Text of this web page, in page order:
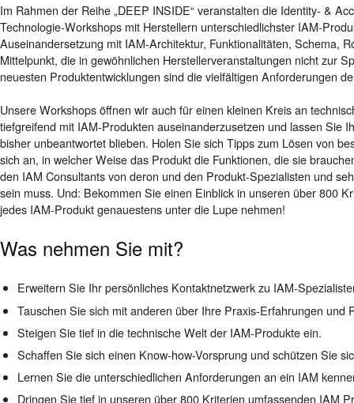
Im Rahmen der Reihe „DEEP INSIDE“ veranstalten die Identity- &
Technologie-Workshops mit Herstellern unterschiedlichster IAM-
Auseinandersetzung mit IAM-Architektur, Funktionalitäten, Schema,
Mittelpunkt, die in gewöhnlichen Herstellerveranstaltungen nicht zur
neuesten Produktentwicklungen sind die vielfältigen Anforderungen
Unsere Workshops öffnen wir auch für einen kleinen Kreis an
tiefgreifend mit IAM-Produkten auseinanderzusetzen und lassen Sie
bisher unbeantwortet blieben. Holen Sie sich Tipps zum Lösen von
sich an, in welcher Weise das Produkt die Funktionen, die sie
den IAM Consultants von deron und den Produkt-Spezialisten und
sein muss. Und: Bekommen Sie einen Einblick in unseren über 800
jedes IAM-Produkt genauestens unter die Lupe nehmen!
Was nehmen Sie mit?
Erweitern Sie Ihr persönliches Kontaktnetzwerk zu IAM-
Tauschen Sie sich mit anderen über Ihre Praxis-Erfahrungen und
Steigen Sie tief in die technische Welt der IAM-Produkte ein.
Schaffen Sie sich einen Know-how-Vorsprung und schützen Sie
Lernen Sie die unterschiedlichen Anforderungen an ein IAM
Dringen Sie tief in unseren über 800 Kriterien umfassenden IAM